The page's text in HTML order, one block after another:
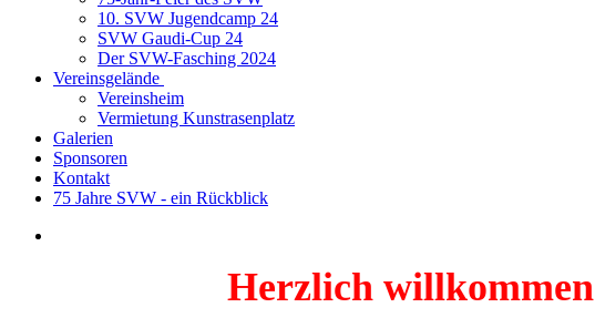
10. SVW Jugendcamp 24
SVW Gaudi-Cup 24
Der SVW-Fasching 2024
Vereinsgelände
Vereinsheim
Vermietung Kunstrasenplatz
Galerien
Sponsoren
Kontakt
75 Jahre SVW - ein Rückblick
Herzlich willkommen